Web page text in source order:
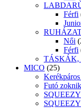
Férfi
Női
Férfi
TÁSKÁK,
MICO (25)
Futó zoknik